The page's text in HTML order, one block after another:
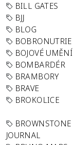
BILL GATES
BJJ
BLOG
BOBRONUTRIE
BOJOVÉ UMĚNÍ
BOMBARDÉR
BRAMBORY
BRAVE
BROKOLICE
BROWNSTONE
JOURNAL